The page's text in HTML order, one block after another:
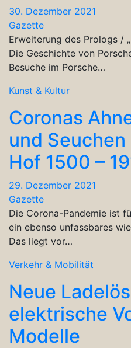
30. Dezember 2021
Gazette
Erweiterung des Prologs /
Die Geschichte von
Besuche im Porsche…
Kunst & Kultur
Coronas
und
Hof 1500 –
29. Dezember 2021
Gazette
Die Corona-Pandemie ist
ein ebenso unfassbares
Das liegt vor…
Verkehr & Mobilität
Neue
elektrische
Modelle